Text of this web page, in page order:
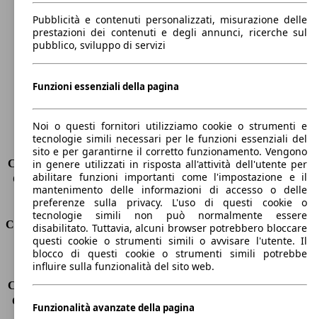
Lunghezza
4640 mm
Altezza
1430 mm
Larghezza
Peso massimo
-
Sedili
5
Carico sul tetto
-
Capacità di traino (senza freni) -
Capacità di traino (con freni)
-
Volume del bagagliaio
480 l
Consumi
Emissioni di CO2*
189 g/km (komb.)
Consumo (urbano)
12.4 l/100km
Consumo (extra-urbano) 5.7 l/100km
Consumo (combinato)*
8.2 l/100km
Pubblicità e contenuti personalizzati, misurazione delle
prestazioni dei contenuti e degli annunci, ricerche sul
pubblico, sviluppo di servizi
Funzioni essenziali della pagina
Noi o questi fornitori utilizziamo cookie o strumenti e
tecnologie simili necessari per le funzioni essenziali del
sito e per garantirne il corretto funzionamento. Vengono
in genere utilizzati in risposta all'attività dell'utente per
abilitare funzioni importanti come l'impostazione e il
mantenimento delle informazioni di accesso o delle
preferenze sulla privacy. L'uso di questi cookie o
tecnologie simili non può normalmente essere
disabilitato. Tuttavia, alcuni browser potrebbero bloccare
questi cookie o strumenti simili o avvisare l'utente. Il
blocco di questi cookie o strumenti simili potrebbe
influire sulla funzionalità del sito web.
Funzionalità avanzate della pagina